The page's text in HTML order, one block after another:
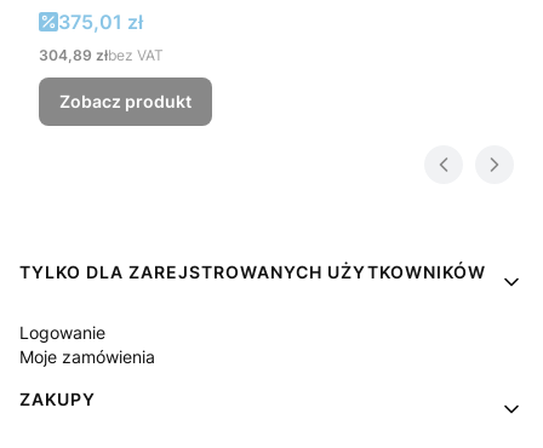
Cena promocyjna
375,01 zł
Cena
304,89 złbez VAT
Zobacz produkt
Linki w stopce
TYLKO DLA ZAREJSTROWANYCH UŻYTKOWNIKÓW
Logowanie
Moje zamówienia
ZAKUPY